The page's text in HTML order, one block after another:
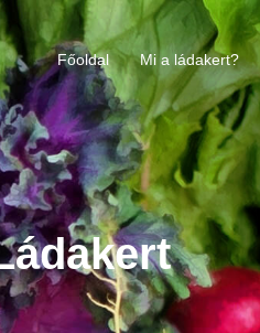
Főoldal Mi a ládakert?